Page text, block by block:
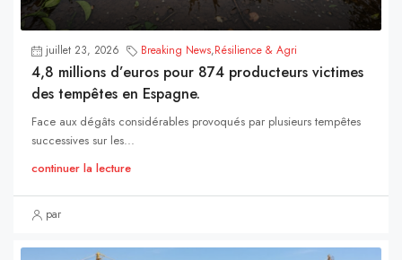
juillet 23, 2026 Breaking News,Résilience & Agri
4,8 millions d’euros pour 874 producteurs victimes
des tempêtes en Espagne.
Face aux dégâts considérables provoqués par plusieurs tempêtes
successives sur les...
continuer la lecture
par